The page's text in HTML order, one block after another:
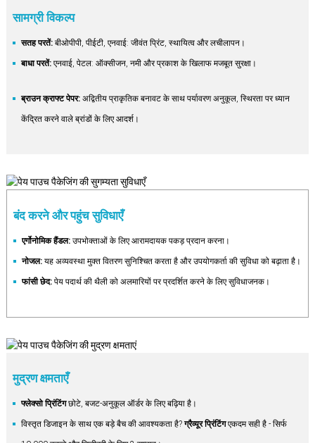
सामग्री विकल्प
सतह परतें: बीओपीपी, पीईटी, एनवाई: जीवंत प्रिंट, स्थायित्व और लचीलापन।
बाधा परतें: एनवाई, पेटल: ऑक्सीजन, नमी और प्रकाश के खिलाफ मजबूत सुरक्षा।
ब्राउन क्राफ्ट पेपर:अद्वितीय प्राकृतिक बनावट के साथ पर्यावरण अनुकूल, स्थिरता पर ध्यान
केंद्रित करने वाले ब्रांडों के लिए आदर्श।
बंद करने और पहुंच सुविधाएँ
एर्गोनोमिक हैंडल:उपभोक्ताओं के लिए आरामदायक पकड़ प्रदान करना।
नोजल:यह अव्यवस्था मुक्त वितरण सुनिश्चित करता है और उपयोगकर्ता की सुविधा को बढ़ाता है।
फांसी छेद:पेय पदार्थ की थैली को अलमारियों पर प्रदर्शित करने के लिए सुविधाजनक।
मुद्रण क्षमताएँ
फ्लेक्सो प्रिंटिंगछोटे, बजट-अनुकूल ऑर्डर के लिए बढ़िया है।
विस्तृत डिजाइन के साथ एक बड़े बैच की आवश्यकता है?ग्रैव्यूर प्रिंटिंगएकदम सही है - सिर्फ